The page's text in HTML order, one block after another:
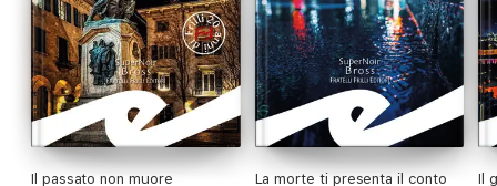
Il passato non muore La morte ti presenta il conto Il